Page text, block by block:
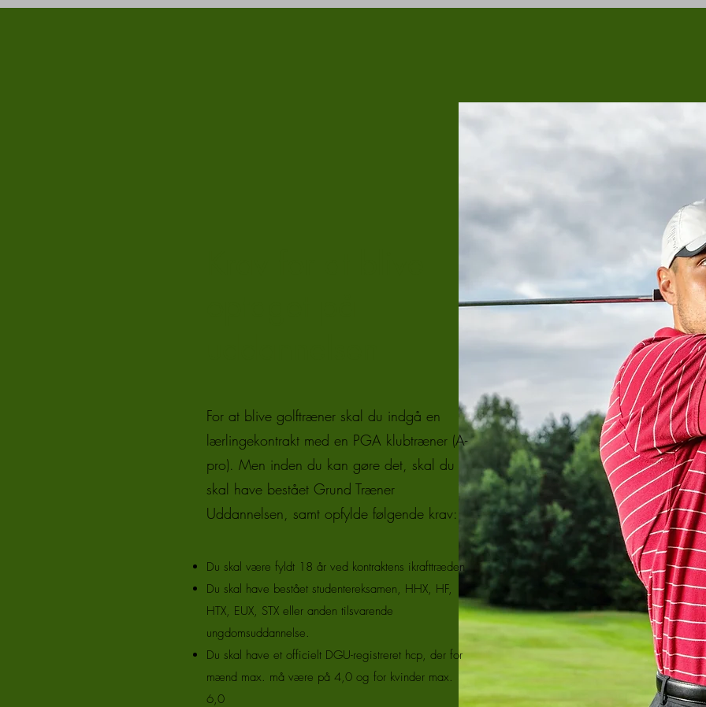
For at blive golftræner skal du indgå en
lærlingekontrakt med en PGA klubtræner (A-
pro). Men inden du kan gøre det, skal du
skal have bestået Grund Træner
Uddannelsen, samt opfylde følgende krav:
Du skal være fyldt 18 år ved kontraktens ikrafttræden
Du skal have bestået studentereksamen, HHX, HF,
HTX, EUX, STX eller anden tilsvarende
ungdomsuddannelse.
Du skal have et officielt DGU-registreret hcp, der for
mænd max. må være på 4,0 og for kvinder max.
6,0